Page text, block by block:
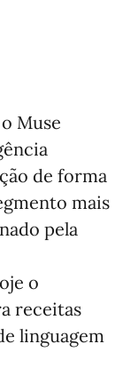
Muse
de forma
mais
pela
o
receitas
linguagem